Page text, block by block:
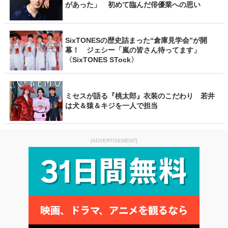
があった」 初めて臨んだ俳優業への思い
SixTONESの歴史詰まった“倉庫見学会”が開
幕！ ジェシー「嵐の皆さん待ってます」
〈SixTONES STock〉
ミセスが語る『桃太郎』衣装のこだわり 若井
は犬＆猿＆キジを一人で担当
[ADVERTISEMENT]